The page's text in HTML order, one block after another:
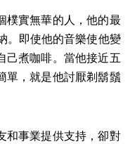
實無華的人，他的最
。即使他的音樂使他變
己煮咖啡。當他接近五
單，就是他討厭剃鬍鬚
事業提供支持，卻對